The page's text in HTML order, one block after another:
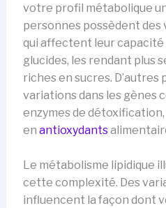
votre profil métabolique
personnes possèdent
qui affectent leur capacité
glucides, les rendant plus
riches en sucres.
variations dans les gènes
enzymes de
en antioxydants
Le métabolisme lipidique
cette complexité. Des
influencent la façon dont